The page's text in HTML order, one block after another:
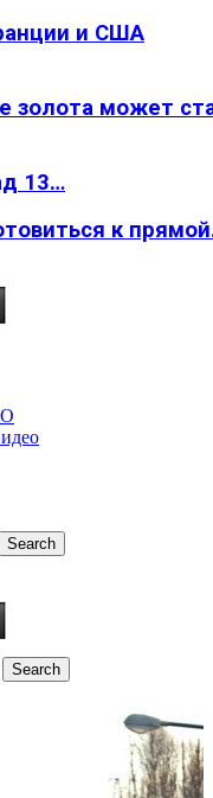
и США
золота может
13…
к
Search
Search